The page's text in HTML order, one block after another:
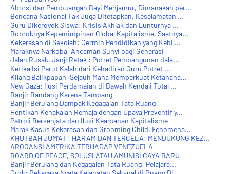
Aborsi dan Pembuangan Bayi Menjamur, Dimanakah per...
Bencana Nasional Tak Juga Ditetapkan, Keselamatan ...
Guru Dikeroyok Siswa: Krisis Akhlak dan Lunturnya ...
Bobroknya Kepemimpinan Global Kapitalisme, Saatnya...
Kekerasan di Sekolah: Cermin Pendidikan yang Kehil...
Maraknya Narkoba, Ancaman Sunyi bagi Generasi
Jalan Rusak, Janji Retak : Potret Pembangunan dala...
Ketika Isi Perut Kalah dari Kehadiran Guru Potret ...
Kilang Balikpapan, Sejauh Mana Memperkuat Ketahana...
New Gaza: Ilusi Perdamaian di Bawah Kendali Total ...
Banjir Bandang Karena Tambang
Banjir Berulang Dampak Kegagalan Tata Ruang
Hentikan Kenakalan Remaja dengan Upaya Preventif y...
Patroli Bersenjata dan Ilusi Keamanan Kapitalisme
Marak Kasus Kekerasan dan Grooming Child, Fenomena...
KHUTBAH JUM'AT : HARAM DAN TERCELA: MENDUKUNG KEZ...
AROGANSI AMERIKA TERHADAP VENEZUELA
BOARD OF PEACE, SOLUSI ATAU AMUNISI GAYA BARU
Banjir Berulang dan Kegagalan Tata Ruang: Pelajara...